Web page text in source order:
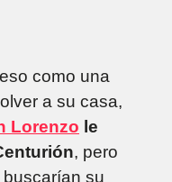
como una
a su casa,
Lorenzo le
, pero
su